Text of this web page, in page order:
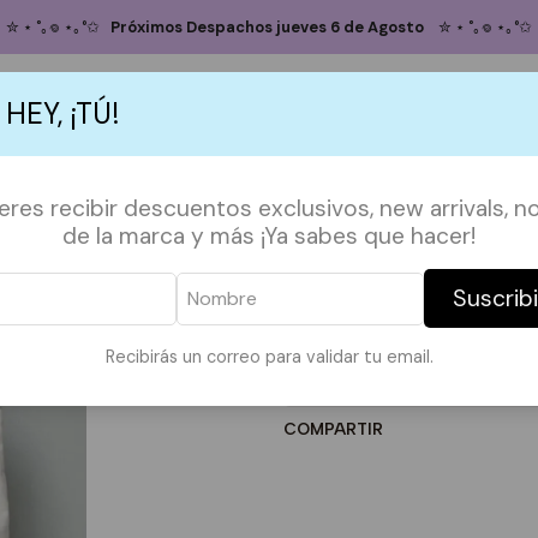
¡TÚ!
recibir descuentos exclusivos, new arrivals,
de la marca y más ¡Ya sabes que hacer!
Recibirás un correo para validar tu email.
ACCESORIOS POLERAS POLERONES TAZAS PAPELERÍA &
✮ ⋆ ˚｡𖦹 ⋆｡°✩ Próximos Despachos jueves 6 de Agosto ✮ ⋆ ˚｡𖦹 ⋆｡°✩
SHOP BY FANDOMS GILMORE GIRLS Totebag Gilmore Girls /
Totebag
DESCRIPCIÓN:
Medidas en la ultima foto.
COMPARTIR